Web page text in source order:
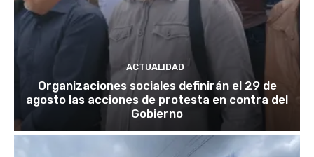
ACTUALIDAD
Organizaciones sociales definirán el 29 de
agosto las acciones de protesta en contra del
Gobierno